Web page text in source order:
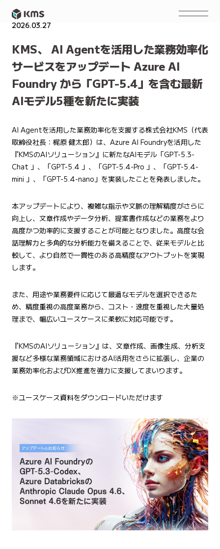
2026.03.27
KMS、 AI Agentを活用した業務効率化
サービスをアップデート Azure AI
Foundry から「GPT-5.4」を含む最新
AIモデル5種を新たに実装
AI Agentを活用した業務効率化を支援する株式会社KMS（代表
取締役社長：梶原 健太郎）は、Azure AI Foundryを活用した
『KMSのAIソリューション』に新たなAIモデル「GPT-5.3-
Chat 」、「GPT-5.4 」、「GPT-5.4-Pro 」、「GPT-5.4-
mini 」、「GPT-5.4-nano」を実装したことを発表しました。
本アップデートにより、複雑な指示や文脈の理解精度がさらに
向上し、文章作成やデータ分析、提案書作成などの業務をより
高度かつ効率的に支援することが可能となりました。高度な会
話理解力と多角的な分析能力を備えることで、従来モデルと比
較して、より自然で一貫性のある高精度なアウトプットを実現
します。
また、用途や業務要件に応じて最適なモデルを選択できるた
め、精度重視の高度業務から、コスト・速度を重視した大量処
理まで、幅広いユースケースに柔軟に対応可能です。
『KMSのAIソリューション』は、文章作成、画像生成、分析支
援など多様な業務領域におけるAI活用をさらに拡張し、企業の
業務効率化およびDX推進を強力に支援してまいります。
※ユースケース資料をダウンロードいただけます